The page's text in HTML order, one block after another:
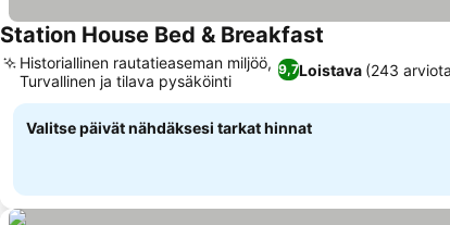
Station House Bed & Breakfast
9,7Loistava (243
Historiallinen rautatieaseman miljöö,
Turvallinen ja tilava pysäköinti
Valitse päivät nähdäksesi tarkat hinnat